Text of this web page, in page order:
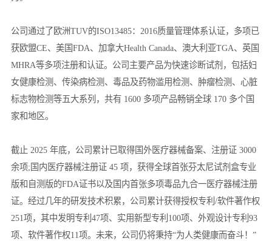
公司通过了欧洲TUV的ISO13485：2016质量管理体系认证，多项已
获欧盟CE、美国FDA、加拿大Health Canada、澳大利亚TGA、英国
MHRA等多项注册和认证。公司主要产品为快速诊断试剂，包括妇
女健康检测、传染病检测、毒品及药物滥用检测、肿瘤检测、心脏
标志物检测等五大系列，共有 1600 多项产品畅销全球 170 多个国
家和地区。
截止 2025 年底，公司累计已取得国外医疗器械备案、注册证 3000
余项;国内医疗器械注册证 45 项，获得全球首张芬太尼试剂盒专业
版和自测版的FDA证书以及国内首张多项毒品九合一医疗器械注册
证。经过几年的研发技术积累，公司累计获得授权专利/软件著作权
251项，其中发明专利47项、实用新型专利100项、外观设计专利93
项、软件著作权11项。未来，公司仍将秉持“为人类健康而奋斗！”